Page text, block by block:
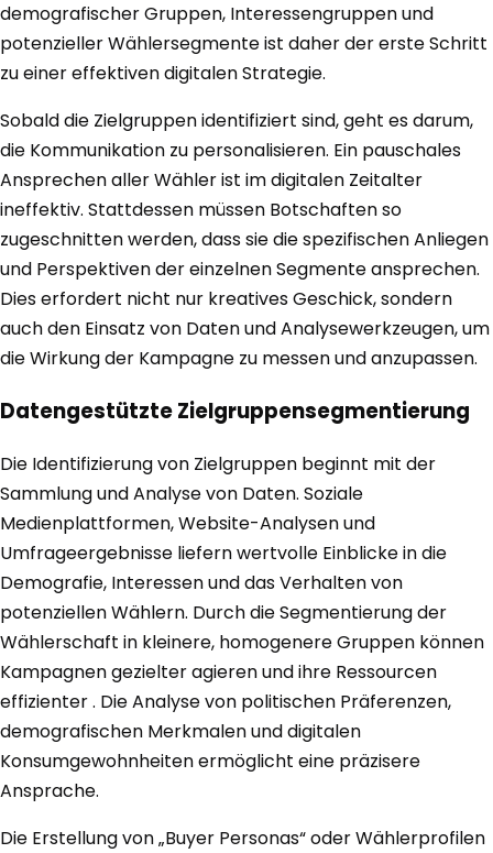
demografischer Gruppen, Interessengruppen und
potenzieller Wählersegmente ist daher der erste Schritt
zu einer effektiven digitalen Strategie.
Sobald die Zielgruppen identifiziert sind, geht es darum,
die Kommunikation zu personalisieren. Ein pauschales
Ansprechen aller Wähler ist im digitalen Zeitalter
ineffektiv. Stattdessen müssen Botschaften so
zugeschnitten werden, dass sie die spezifischen Anliegen
und Perspektiven der einzelnen Segmente ansprechen.
Dies erfordert nicht nur kreatives Geschick, sondern
auch den Einsatz von Daten und Analysewerkzeugen, um
die Wirkung der Kampagne zu messen und anzupassen.
Datengestützte Zielgruppensegmentierung
Die Identifizierung von Zielgruppen beginnt mit der
Sammlung und Analyse von Daten. Soziale
Medienplattformen, Website-Analysen und
Umfrageergebnisse liefern wertvolle Einblicke in die
Demografie, Interessen und das Verhalten von
potenziellen Wählern. Durch die Segmentierung der
Wählerschaft in kleinere, homogenere Gruppen können
Kampagnen gezielter agieren und ihre Ressourcen
effizienter . Die Analyse von politischen Präferenzen,
demografischen Merkmalen und digitalen
Konsumgewohnheiten ermöglicht eine präzisere
Ansprache.
Die Erstellung von „Buyer Personas“ oder Wählerprofilen